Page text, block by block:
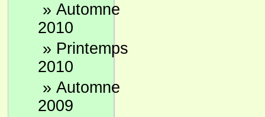
» Automne
2010
» Printemps
2010
» Automne
2009